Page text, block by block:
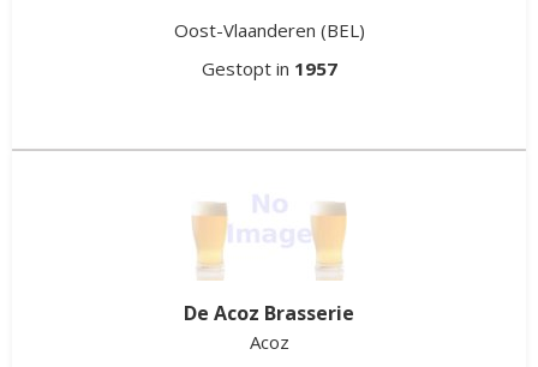
Oost-Vlaanderen (BEL)
Gestopt in 1957
De Acoz Brasserie
Acoz